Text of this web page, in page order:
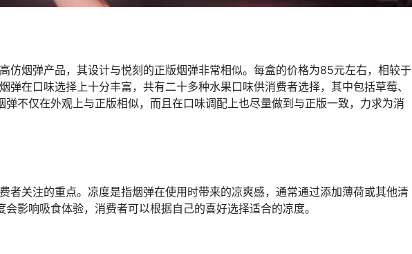
仿烟弹产品，其设计与悦刻的正版烟弹非常相似。每盒的价格为85元左右，相较于
弹在口味选择上十分丰富，共有二十多种水果口味供消费者选择，其中包括草莓、
不仅在外观上与正版相似，而且在口味调配上也尽量做到与正版一致，力求为消
者关注的重点。凉度是指烟弹在使用时带来的凉爽感，通常通过添加薄荷或其他清
影响吸食体验，消费者可以根据自己的喜好选择适合的凉度。